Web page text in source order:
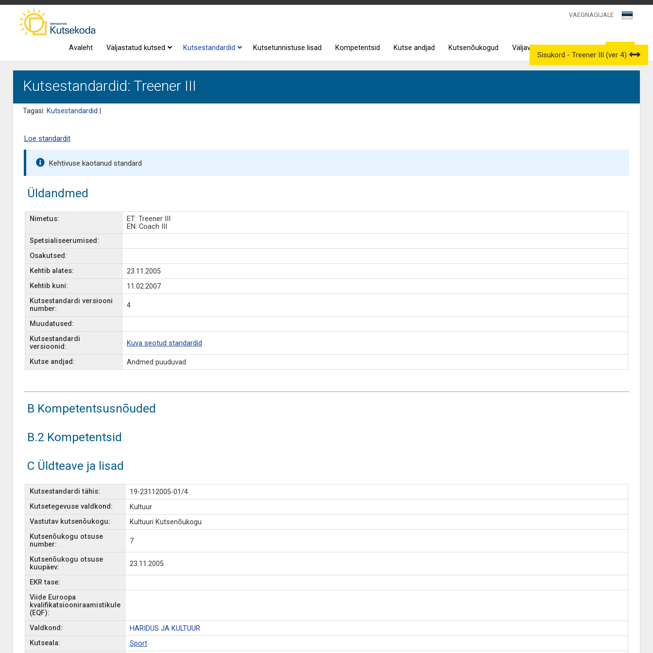
VAEGNÄGIJALE
Avaleht Väljastatud kutsed Kutsestandardid Kutsetunnistuse lisad Kompetentsid Kutse andjad Kutsenõukogud Väljavõtted kutseregistrist
Kutsestandardid: Treener III
Tagasi: Kutsestandardid
Sisukord - Treener III (ver 4)
Loe standardit
Kehtivuse kaotanud standard
Üldandmed
Nimetus:
ET: Treener III
EN: Coach III
Spetsialiseerumised:
Osakutsed:
Kehtib alates:
23.11.2005
Kehtib kuni:
11.02.2007
Kutsestandardi versiooni
number:
4
Muudatused:
Kutsestandardi
versioonid:
Kuva seotud standardid
Kutse andjad: Andmed puuduvad
B Kompetentsusnõuded
B.2 Kompetentsid
C Üldteave ja lisad
Kutsestandardi tähis:
19-23112005-01/4
Kutsetegevuse valdkond:
Kultuur
Vastutav kutsenõukogu:
Kultuuri Kutsenõukogu
Kutsenõukogu otsuse
number:
7
Kutsenõukogu otsuse
kuupäev:
23.11.2005
EKR tase:
Viide Euroopa
kvalifikatsiooniraamistikule
(EQF):
Valdkond:
HARIDUS JA KULTUUR
Kutseala:
Sport